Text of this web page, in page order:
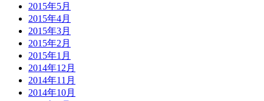
2015年5月
2015年4月
2015年3月
2015年2月
2015年1月
2014年12月
2014年11月
2014年10月